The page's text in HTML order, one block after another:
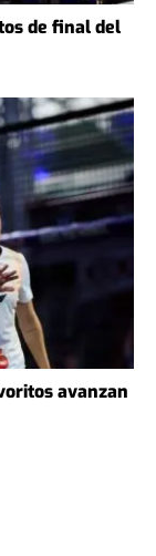
de final del
avanzan